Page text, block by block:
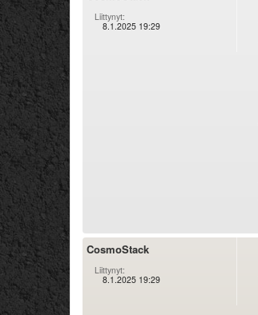
Liittynyt:
8.1.2025 19:29
CosmoStack
Liittynyt:
8.1.2025 19:29